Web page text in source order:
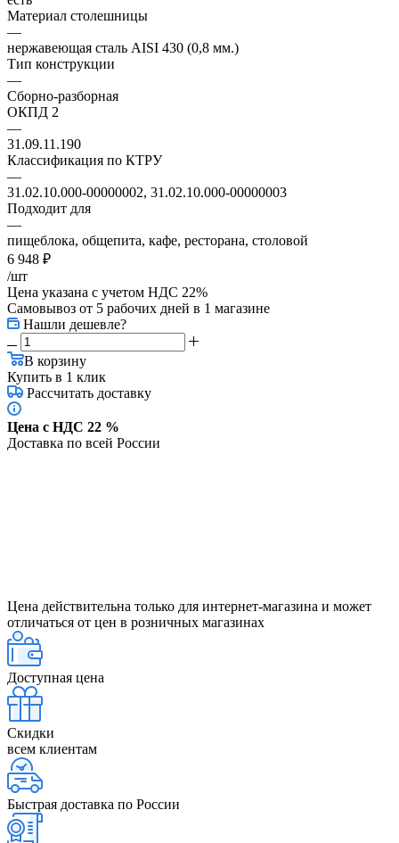
Материал столешницы
—
нержавеющая сталь AISI 430 (0,8 мм.)
Тип конструкции
—
Сборно-разборная
ОКПД 2
—
31.09.11.190
Классификация по КТРУ
—
31.02.10.000-00000002, 31.02.10.000-00000003
Подходит для
—
пищеблока, общепита, кафе, ресторана, столовой
6 948 ₽
/шт
Цена указана с учетом НДС 22%
Самовывоз от 5 рабочих дней в 1 магазине
Нашли дешевле?
В корзину
Купить в 1 клик
Рассчитать доставку
Цена с НДС 22 %
Доставка по всей России
Цена действительна только для интернет-магазина и может
отличаться от цен в розничных магазинах
Доступная цена
Скидки
всем клиентам
Быстрая доставка по России